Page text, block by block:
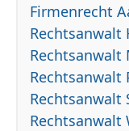
Firmenrecht
Rechtsanwalt
Rechtsanwalt
Rechtsanwalt
Rechtsanwalt
Rechtsanwalt